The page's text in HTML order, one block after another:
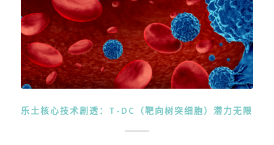
乐土核心技术剧透：T-DC（靶向树突细胞）潜力无限